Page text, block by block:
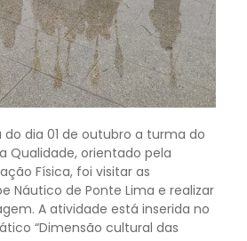
dia 01 de outubro a turma do
Qualidade, orientado pela
Física, foi visitar as
Náutico de Ponte Lima e realizar
A atividade está inserida no
“Dimensão cultural das